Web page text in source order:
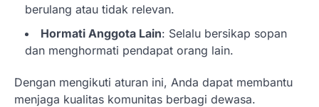
berulang atau tidak relevan.
Hormati Anggota Lain: Selalu bersikap sopan
dan menghormati pendapat orang lain.
Dengan mengikuti aturan ini, Anda dapat membantu
menjaga kualitas komunitas berbagi dewasa.